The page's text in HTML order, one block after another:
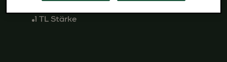
1 TL Stärke